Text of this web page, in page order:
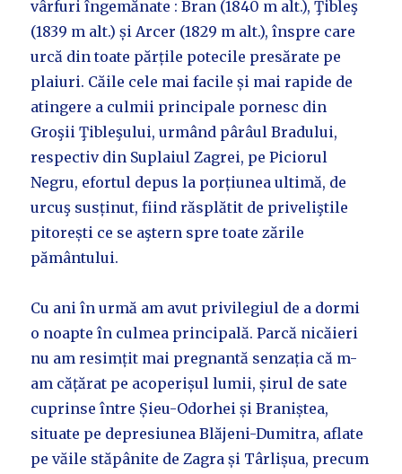
vârfuri îngemănate : Bran (1840 m alt.), Ţibleş
(1839 m alt.) și Arcer (1829 m alt.), înspre care
urcă din toate părțile potecile presărate pe
plaiuri. Căile cele mai facile și mai rapide de
atingere a culmii principale pornesc din
Groşii Ţibleşului, urmând pârâul Bradului,
respectiv din Suplaiul Zagrei, pe Piciorul
Negru, efortul depus la porțiunea ultimă, de
urcuş susținut, fiind răsplătit de priveliştile
pitorești ce se aştern spre toate zările
pământului.
Cu ani în urmă am avut privilegiul de a dormi
o noapte în culmea principală. Parcă nicăieri
nu am resimțit mai pregnantă senzația că m-
am cățărat pe acoperișul lumii, șirul de sate
cuprinse între Șieu-Odorhei și Braniștea,
situate pe depresiunea Blăjeni-Dumitra, aflate
pe văile stăpânite de Zagra și Târlișua, precum